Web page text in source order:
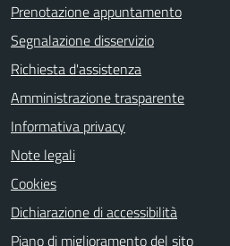
Prenotazione appuntamento
Segnalazione disservizio
Richiesta d'assistenza
Amministrazione trasparente
Informativa privacy
Note legali
Cookies
Dichiarazione di accessibilità
Piano di miglioramento del sito